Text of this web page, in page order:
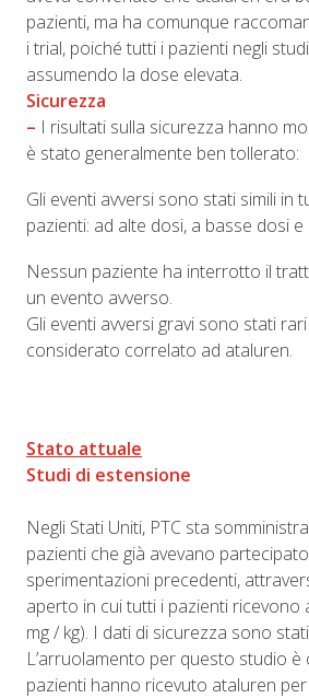
pazienti, ma ha comunque
i trial, poiché tutti i pazienti negli
assumendo la dose elevata.
Sicurezza
– I risultati sulla sicurezza hanno
è stato generalmente ben tollerato:
Gli eventi avversi sono stati simili in
pazienti: ad alte dosi, a basse dosi e
Nessun paziente ha interrotto il
un evento avverso.
Gli eventi avversi gravi sono stati
considerato correlato ad ataluren.
Stato attuale
Studi di estensione
Negli Stati Uniti, PTC sta
pazienti che già avevano
sperimentazioni precedenti,
aperto in cui tutti i pazienti ricevono
mg / kg). I dati di sicurezza sono
L’arruolamento per questo studio è
pazienti hanno ricevuto ataluren